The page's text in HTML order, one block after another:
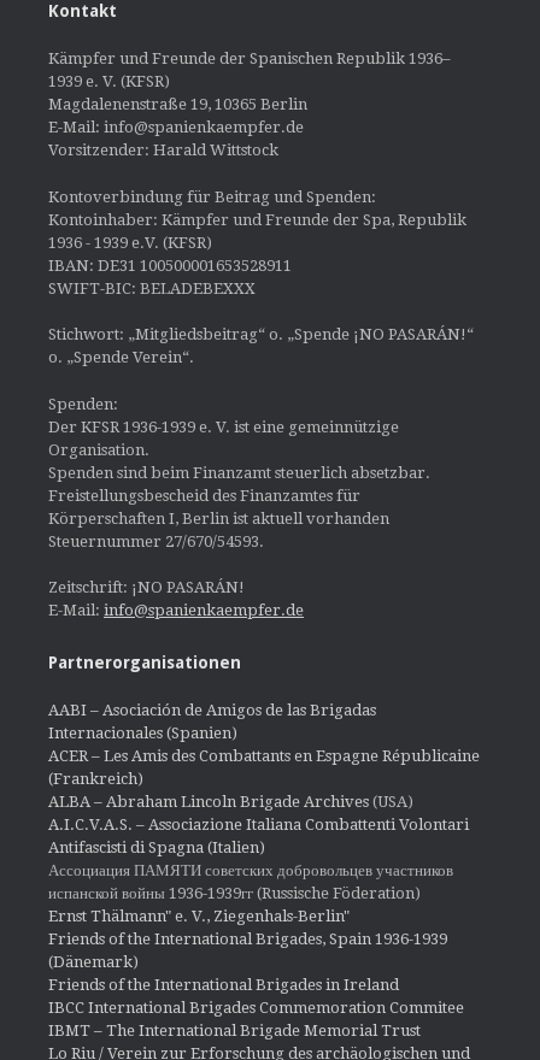
Kontakt
Kämpfer und Freunde der Spanischen Republik 1936–
1939 e. V. (KFSR)
Magdalenenstraße 19, 10365 Berlin
E-Mail: info@spanienkaempfer.de
Vorsitzender: Harald Wittstock
Kontoverbindung für Beitrag und Spenden:
Kontoinhaber: Kämpfer und Freunde der Spa, Republik
1936 - 1939 e.V. (KFSR)
IBAN: DE31 100500001653528911
SWIFT-BIC: BELADEBEXXX
Stichwort: „Mitgliedsbeitrag“ o. „Spende ¡NO PASARÁN!“
o. „Spende Verein“.
Spenden:
Der KFSR 1936-1939 e. V. ist eine gemeinnützige
Organisation.
Spenden sind beim Finanzamt steuerlich absetzbar.
Freistellungsbescheid des Finanzamtes für
Körperschaften I, Berlin ist aktuell vorhanden
Steuernummer 27/670/54593.
Zeitschrift: ¡NO PASARÁN!
E-Mail: info@spanienkaempfer.de
Partnerorganisationen
AABI – Asociación de Amigos de las Brigadas
Internacionales (Spanien)
ACER – Les Amis des Combattants en Espagne Républicaine
(Frankreich)
ALBA – Abraham Lincoln Brigade Archives (USA)
A.I.C.V.A.S. – Associazione Italiana Combattenti Volontari
Antifascisti di Spagna (Italien)
Ассоциация ПАМЯТИ советских добровольцев участников
испанской войны 1936-1939гг (Russische Föderation)
Ernst Thälmann" e. V., Ziegenhals-Berlin"
Friends of the International Brigades, Spain 1936-1939
(Dänemark)
Friends of the International Brigades in Ireland
IBCC International Brigades Commemoration Commitee
IBMT – The International Brigade Memorial Trust
Lo Riu / Verein zur Erforschung des archäologischen und